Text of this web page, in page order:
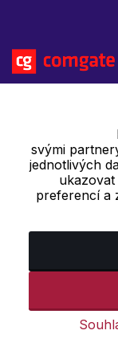
svými
jednotlivých
preferencí a